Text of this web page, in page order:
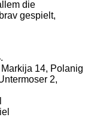
die
gespielt,
.
14, Polanig
2,